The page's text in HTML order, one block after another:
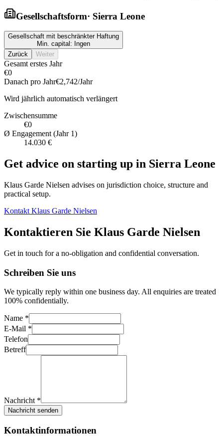
Gesellschaftsform· Sierra Leone
Gesellschaft mit beschränkter Haftung
Min. capital: Ingen
Zurück
Weiter
Gesamt erstes Jahr
€0
Danach pro Jahr€2,742/Jahr
Wird jährlich automatisch verlängert
Zwischensumme
€0
Ø Engagement (Jahr 1)
14.030 €
Get advice on starting up in Sierra Leone
Klaus Garde Nielsen advises on jurisdiction choice, structure and
practical setup.
Kontakt Klaus Garde Nielsen
Kontaktieren Sie Klaus Garde Nielsen
Get in touch for a no-obligation and confidential conversation.
Schreiben Sie uns
We typically reply within one business day. All enquiries are treated
100% confidentially.
Name *
E-Mail *
Telefon
Betreff
Nachricht *
Nachricht senden
Kontaktinformationen